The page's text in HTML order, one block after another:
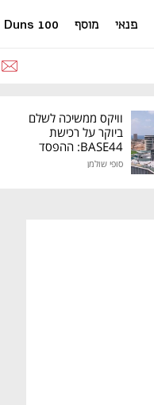
פנאי מוסף Duns 100
וויקס ממשיכה לשלם
ביוקר על רכישת
BASE44: ההפסד
סופי שולמן